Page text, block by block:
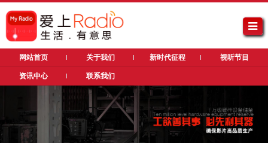
网站首页 关于我们 新时代征程 视听节目
资讯中心 联系我们